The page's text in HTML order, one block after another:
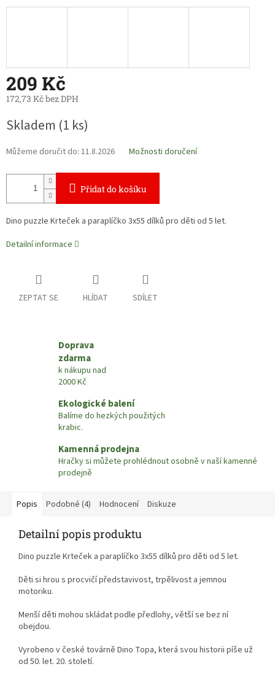
209 Kč
172,73 Kč bez DPH
cena:
Skladem (1 ks)
Můžeme doručit do: 11.8.2026 Možnosti doručení
Přidat do košíku
Dino puzzle Krteček a paraplíčko 3x55 dílků pro děti od 5 let.
Detailní informace
ZEPTAT SE HLÍDAT SDÍLET
Doprava
zdarma
k nákupu nad
2000 Kč
Ekologické balení
Balíme do hezkých použitých
krabic.
Kamenná prodejna
Hračky si můžete prohlédnout osobně v naší kamenné
prodejně
Popis Podobné (4) Hodnocení Diskuze
Detailní popis produktu
Dino puzzle Krteček a paraplíčko 3x55 dílků pro děti od 5 let.
Děti si hrou s procvičí představivost, trpělivost a jemnou
motoriku.
Menší děti mohou skládat podle předlohy, větší se bez ní
obejdou.
Vyrobeno v české továrně Dino Topa, která svou historii píše už
od 50. let. 20. století.